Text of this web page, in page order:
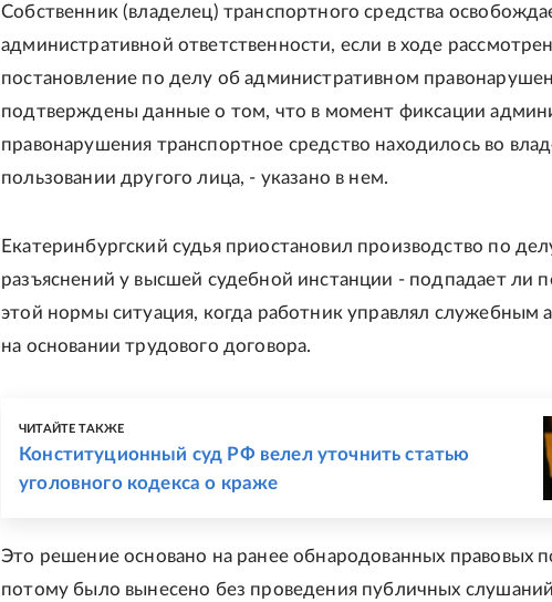
Собственник (владелец) транспортного средства
административной ответственности, если в ходе
постановление по делу об административном
подтверждены данные о том, что в момент фиксации
правонарушения транспортное средство находилось во
пользовании другого лица, - указано в нем.
Екатеринбургский судья приостановил производство по
разъяснений у высшей судебной инстанции - подпадает ли
этой нормы ситуация, когда работник управлял служебным
на основании трудового договора.
ЧИТАЙТЕ ТАКЖЕ
Конституционный суд РФ велел уточнить статью
уголовного кодекса о краже
Это решение основано на ранее обнародованных правовых
потому было вынесено без проведения публичных